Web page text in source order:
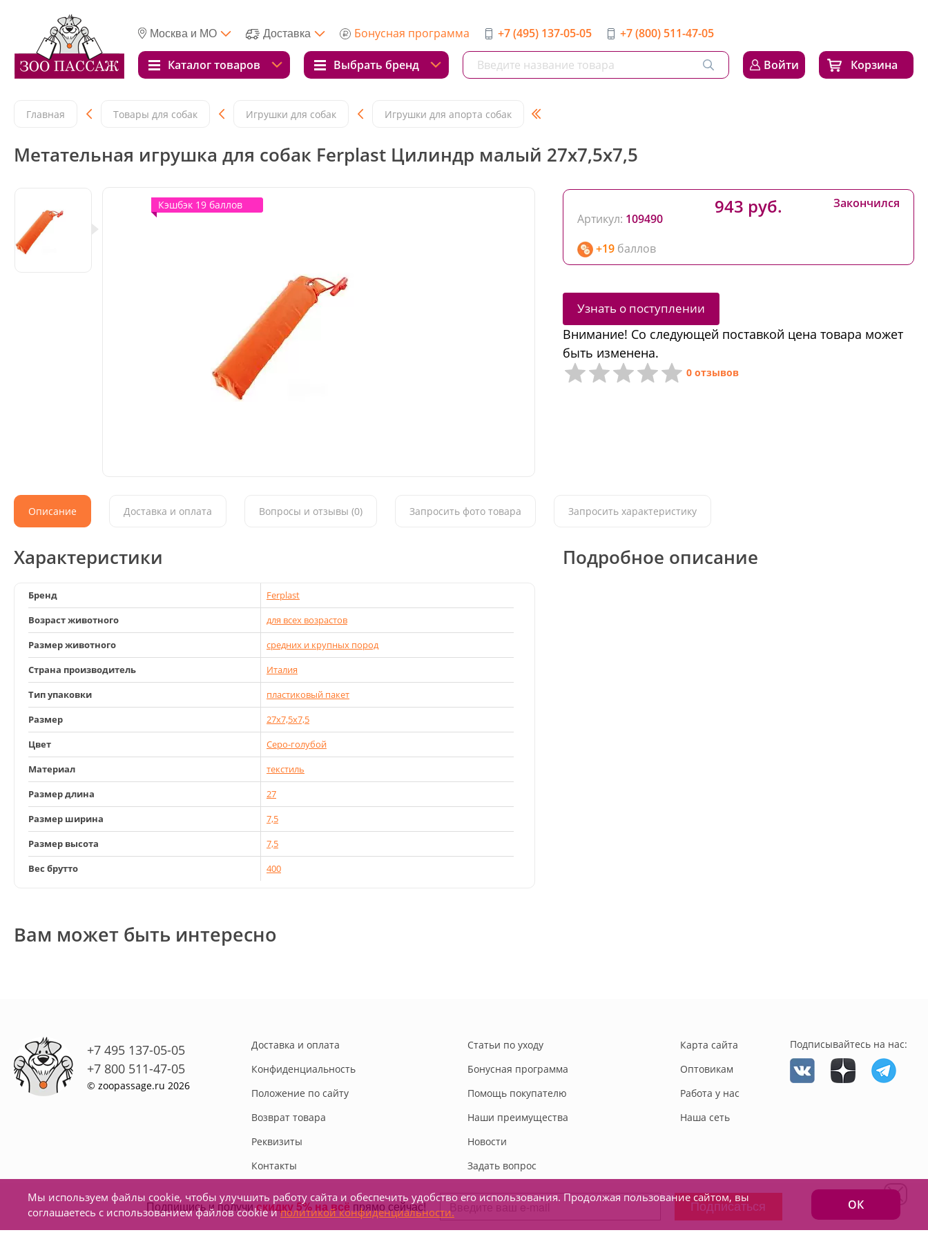
Москва и МО Доставка Бонусная программа +7 (495) 137-05-05 +7 (800) 511-47-05
Каталог товаров Выбрать бренд Войти Корзина
Главная Товары для собак Игрушки для собак Игрушки для апорта собак
Метательная игрушка для собак Ferplast Цилиндр малый 27x7,5x7,5
Кэшбэк 19 баллов
Кэшбэк 19 баллов
Артикул: 109490
+19 баллов
943 руб. Закончился
Узнать о поступлении
Внимание! Со следующей поставкой цена товара может
быть изменена.
0 отзывов
Описание Доставка и оплата Вопросы и отзывы (0) Запросить фото товара Запросить характеристику
Характеристики
Бренд
Ferplast
Возраст животного
для всех возрастов
Размер животного
средних и крупных пород
Страна производитель
Италия
Тип упаковки
пластиковый пакет
Размер
27x7,5x7,5
Цвет
Серо-голубой
Материал
текстиль
Размер длина
27
Размер ширина
7,5
Размер высота
7,5
Вес брутто
400
Подробное описание
Вам может быть интересно
+7 495 137-05-05
+7 800 511-47-05
© zoopassage.ru 2026
Доставка и оплата
Конфиденциальность
Положение по сайту
Возврат товара
Реквизиты
Контакты
Статьи по уходу
Бонусная программа
Помощь покупателю
Наши преимущества
Новости
Задать вопрос
Карта сайта
Оптовикам
Работа у нас
Наша сеть
Подписывайтесь на нас:
Мы используем файлы cookie, чтобы улучшить работу сайта и обеспечить удобство его использования. Продолжая пользование сайтом, вы
соглашаетесь с использованием файлов cookie иполитикой конфиденциальности. ОК